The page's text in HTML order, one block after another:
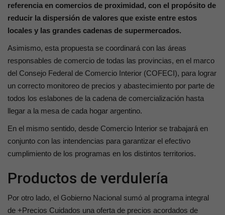
referencia en comercios de proximidad, con el propósito de
reducir la dispersión de valores que existe entre estos
locales y las grandes cadenas de supermercados.
Asimismo, esta propuesta se coordinará con las áreas
responsables de comercio de todas las provincias, en el marco
del Consejo Federal de Comercio Interior (COFECI), para lograr
un correcto monitoreo de precios y abastecimiento por parte de
todos los eslabones de la cadena de comercialización hasta
llegar a la mesa de cada hogar argentino.
En el mismo sentido, desde Comercio Interior se trabajará en
conjunto con las intendencias para garantizar el efectivo
cumplimiento de los programas en los distintos territorios.
Productos de verdulería
Por otro lado, el Gobierno Nacional sumó al programa integral
de +Precios Cuidados una oferta de precios acordados de